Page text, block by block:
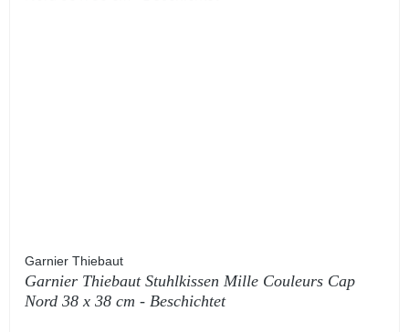
Garnier Thiebaut
Garnier Thiebaut Stuhlkissen Mille Couleurs Cap
Nord 38 x 38 cm - Beschichtet